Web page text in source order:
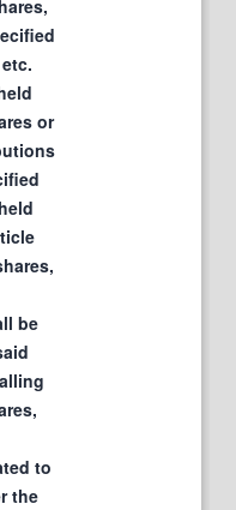
or
be
to
the